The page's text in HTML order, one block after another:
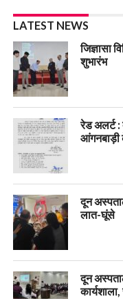
LATEST NEWS
जिज्ञासा
शुभारंभ
रेड अलर्ट
आंगनबाड़ी
दून
लात-घूंसे
दून